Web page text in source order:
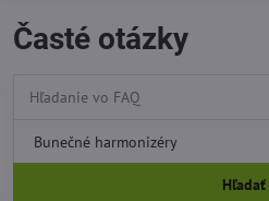
Časté otázky
Hľadať